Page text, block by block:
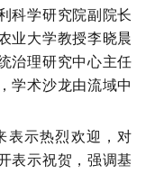
科学研究院副院长
业大学教授李晓晨
治理研究中心主任
学术沙龙由流域中
表示热烈欢迎，对
表示祝贺，强调基